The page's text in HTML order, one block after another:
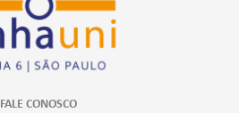
FALE CONOSCO